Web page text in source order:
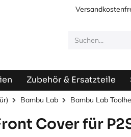
Zubehör & Ersatzteile
Bambu Lab Bambu Lab
Cover für